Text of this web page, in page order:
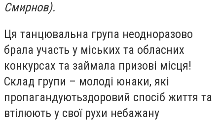
Смирнов).
Ця танцювальна група неодноразово
брала участь у міських та обласних
конкурсах та займала призові місця!
Склад групи – молоді юнаки, які
пропагандуютьздоровий спосіб життя та
втілюють у свої рухи небажану